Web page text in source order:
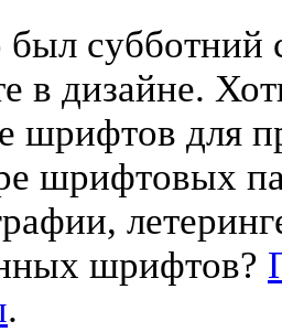
был субботний
в дизайне.
шрифтов для
шрифтовых
шрифтов?
.